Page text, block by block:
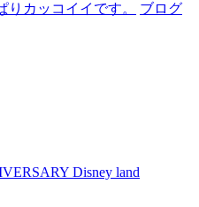
りカッコイイです。
ブログ
Disney land